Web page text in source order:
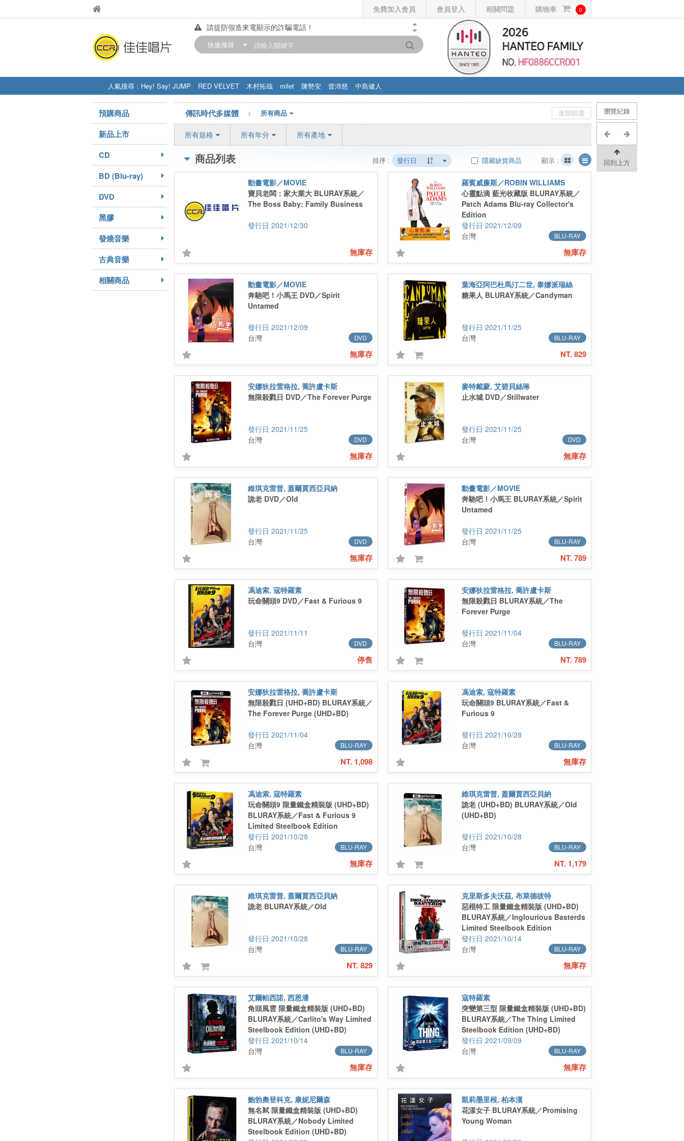
免費加入會員 會員登入 相關問題 購物車 0
佳佳唱片
請提防假造來電顯示的詐騙電話！
【中華門市營業時間調整公告】
快速搜尋
人氣搜尋： Hey! Say! JUMP RED VELVET 木村拓哉 milet 陳勢安 曾沛慈
中島健人
STRAY KIDS
盧廣仲 周杰伦
瀏覽紀錄
回到上方
預購商品
新品上市
CD
BD (Blu-ray)
DVD
黑膠
發燒音樂
古典音樂
相關商品
進階篩選
傳訊時代多媒體 所有商品
所有規格 所有年分 所有產地
排序 : 發行日 隱藏缺貨商品 顯示 :
商品列表
動畫電影／MOVIE
寶貝老闆：家大業大 BLURAY系統／
The Boss Baby: Family Business
2021/12/30
無庫存
羅賓威廉斯／ROBIN WILLIAMS
心靈點滴 藍光收藏版 BLURAY系統／
Patch Adams Blu-ray Collector's
Edition
2021/12/09
BLU-RAY
台灣
無庫存
動畫電影／MOVIE
奔馳吧！小馬王 DVD／Spirit
Untamed
2021/12/09
DVD
台灣
無庫存
葉海亞阿巴杜馬汀二世, 泰娜派瑞絲
糖果人 BLURAY系統／Candyman
2021/11/25
BLU-RAY
台灣
NT. 829
安娜狄拉雷格拉, 喬許盧卡斯
無限殺戮日 DVD／The Forever Purge
2021/11/25
DVD
台灣
無庫存
麥特戴蒙, 艾碧貝絲琳
止水城 DVD／Stillwater
2021/11/25
DVD
台灣
無庫存
維琪克雷普, 蓋爾賈西亞貝納
詭老 DVD／Old
2021/11/25
DVD
台灣
無庫存
動畫電影／MOVIE
奔馳吧！小馬王 BLURAY系統／Spirit
Untamed
2021/11/25
BLU-RAY
台灣
NT. 789
馮迪索, 寇特羅素
玩命關頭9 DVD／Fast & Furious 9
2021/11/11
DVD
台灣
停售
安娜狄拉雷格拉, 喬許盧卡斯
無限殺戮日 BLURAY系統／The
Forever Purge
2021/11/04
BLU-RAY
台灣
NT. 789
安娜狄拉雷格拉, 喬許盧卡斯
無限殺戮日 (UHD+BD) BLURAY系統／
The Forever Purge (UHD+BD)
2021/11/04
BLU-RAY
台灣
NT. 1,098
馮迪索, 寇特羅素
玩命關頭9 BLURAY系統／Fast &
Furious 9
2021/10/28
BLU-RAY
台灣
無庫存
馮迪索, 寇特羅素
玩命關頭9 限量鐵盒精裝版 (UHD+BD)
BLURAY系統／Fast & Furious 9
Limited Steelbook Edition
(UHD+BD)2021/10/28
BLU-RAY
台灣
無庫存
維琪克雷普, 蓋爾賈西亞貝納
詭老 (UHD+BD) BLURAY系統／Old
(UHD+BD)
2021/10/28
BLU-RAY
台灣
NT. 1,179
維琪克雷普, 蓋爾賈西亞貝納
詭老 BLURAY系統／Old
2021/10/28
BLU-RAY
台灣
NT. 829
克里斯多夫沃茲, 布萊德彼特
惡棍特工 限量鐵盒精裝版 (UHD+BD)
BLURAY系統／Inglourious Basterds
Limited Steelbook Edition
(UHD+BD)2021/10/14
BLU-RAY
台灣
無庫存
艾爾帕西諾, 西恩潘
角頭風雲 限量鐵盒精裝版 (UHD+BD)
BLURAY系統／Carlito's Way Limited
Steelbook Edition (UHD+BD)
2021/10/14
BLU-RAY
台灣
無庫存
寇特羅素
突變第三型 限量鐵盒精裝版 (UHD+BD)
BLURAY系統／The Thing Limited
Steelbook Edition (UHD+BD)
2021/09/09
BLU-RAY
台灣
無庫存
鮑勃奧登科克, 康妮尼爾森
無名弒 限量鐵盒精裝版 (UHD+BD)
BLURAY系統／Nobody Limited
Steelbook Edition (UHD+BD)
凱莉墨里根, 柏本漢
花漾女子 BLURAY系統／Promising
Young Woman